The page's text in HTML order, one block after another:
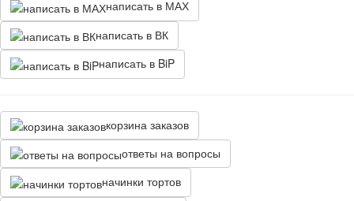
написать в МАХ
написать в ВК
написать в BiP
корзина заказов
ответы на вопросы
начинки тортов